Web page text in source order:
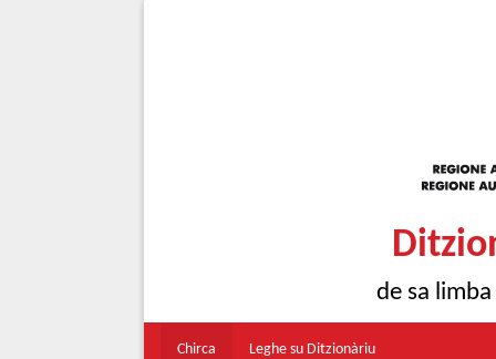
de sa
Chirca Leghe su Ditzionàriu